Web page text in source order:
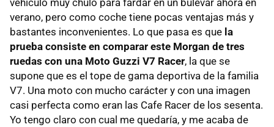
verano, pero como coche tiene pocas ventajas más y
bastantes inconvenientes. Lo que pasa es que la
prueba consiste en comparar este Morgan de tres
ruedas con una Moto Guzzi V7 Racer, la que se
supone que es el tope de gama deportiva de la familia
V7. Una moto con mucho carácter y con una imagen
casi perfecta como eran las Cafe Racer de los sesenta.
Yo tengo claro con cual me quedaría, y me acaba de